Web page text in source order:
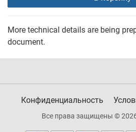
More technical details are being
document.
Конфиденциальность
Все права защищены © 2026